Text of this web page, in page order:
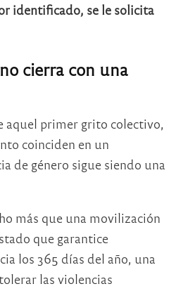
identificado, se le solicita
cierra con una
aquel primer grito colectivo,
coinciden en un
de género sigue siendo una
más que una movilización
que garantice
los 365 días del año, una
las violencias